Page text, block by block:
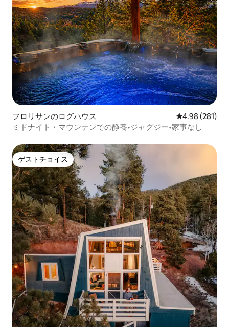
フロリサンのログハウス レビュー281
4.98 (281)
ミドナイト・マウンテンでの静養•ジャグジー•家事なし
ゲストチョイス
ゲストチョイス